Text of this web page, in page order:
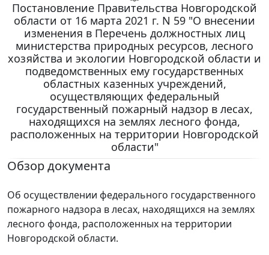
Постановление Правительства Новгородской
области от 16 марта 2021 г. N 59 "О внесении
изменения в Перечень должностных лиц
министерства природных ресурсов, лесного
хозяйства и экологии Новгородской области и
подведомственных ему государственных
областных казенных учреждений,
осуществляющих федеральный
государственный пожарный надзор в лесах,
находящихся на землях лесного фонда,
расположенных на территории Новгородской
области"
Обзор документа
Об осуществлении федерального государственного
пожарного надзора в лесах, находящихся на землях
лесного фонда, расположенных на территории
Новгородской области.